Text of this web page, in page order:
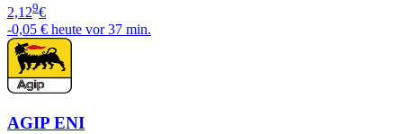
2,129€
-0,05 € heute vor 37 min.
AGIP ENI